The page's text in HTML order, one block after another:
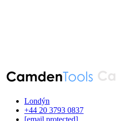
Londýn
‪+44 20 3793 0837‬